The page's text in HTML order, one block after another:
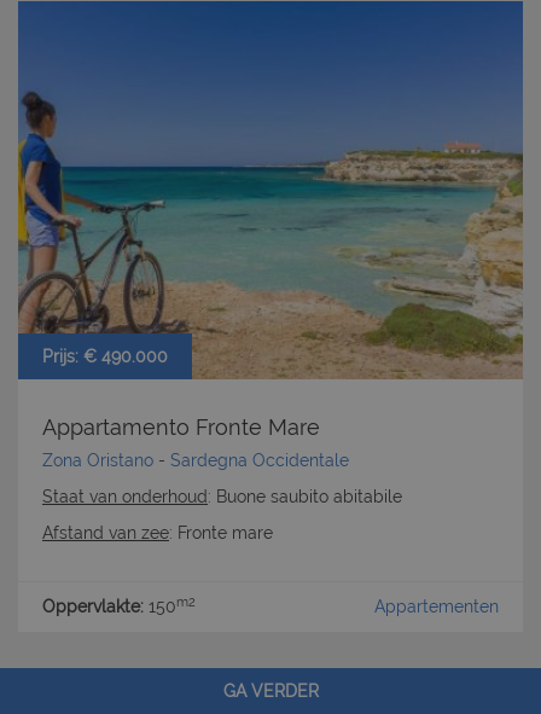
Prijs: € 490.000
Appartamento Fronte Mare
Zona Oristano - Sardegna Occidentale
Staat van onderhoud: Buone saubito abitabile
Afstand van zee: Fronte mare
Oppervlakte: 150m2 Appartementen
GA VERDER
CookieScript
www.latuacasainsardegna.com
6 mesi 5
giorni